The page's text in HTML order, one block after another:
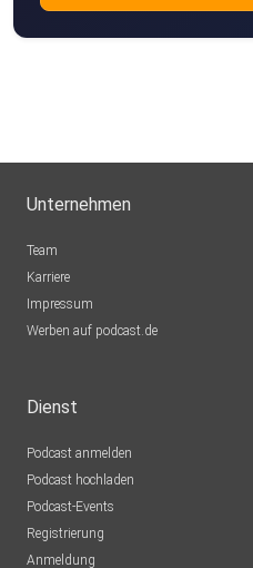
Unternehmen
Team
Karriere
Impressum
Werben auf podcast.de
Dienst
Podcast anmelden
Podcast hochladen
Podcast-Events
Registrierung
Anmeldung